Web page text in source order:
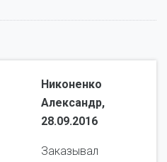
Никоненко
Александр,
28.09.2016
Заказывал